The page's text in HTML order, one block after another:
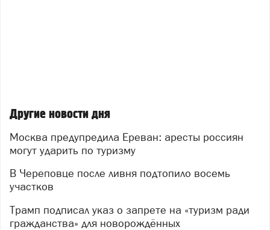
Другие новости дня
Москва предупредила Ереван: аресты россиян
могут ударить по туризму
В Череповце после ливня подтопило восемь
участков
Трамп подписал указ о запрете на «туризм ради
гражданства» для новорождённых